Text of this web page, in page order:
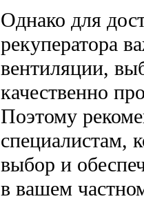
Однако для
рекуператора
вентиляции,
качественно
Поэтому
специалистам,
выбор и
в вашем